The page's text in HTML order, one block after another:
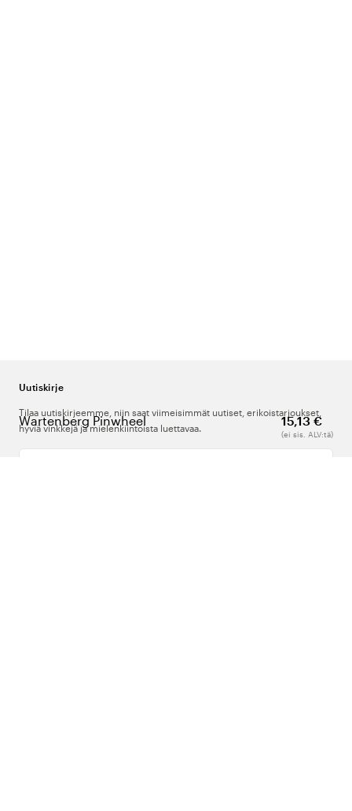
Wartenberg Pinwheel 15,13 €
(ei sis. ALV:tä)
Uutiskirje
Tilaa uutiskirjeemme, niin saat viimeisimmät uutiset, erikoistarjoukset,
hyviä vinkkejä ja mielenkiintoista luettavaa.
Kirjoita sähköpostiosoitteesi